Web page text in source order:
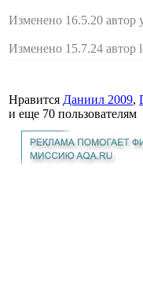
Изменено 16.5.20 автор
Изменено 15.7.24 автор
Нравится Даниил 2009,
и еще 70 пользователям